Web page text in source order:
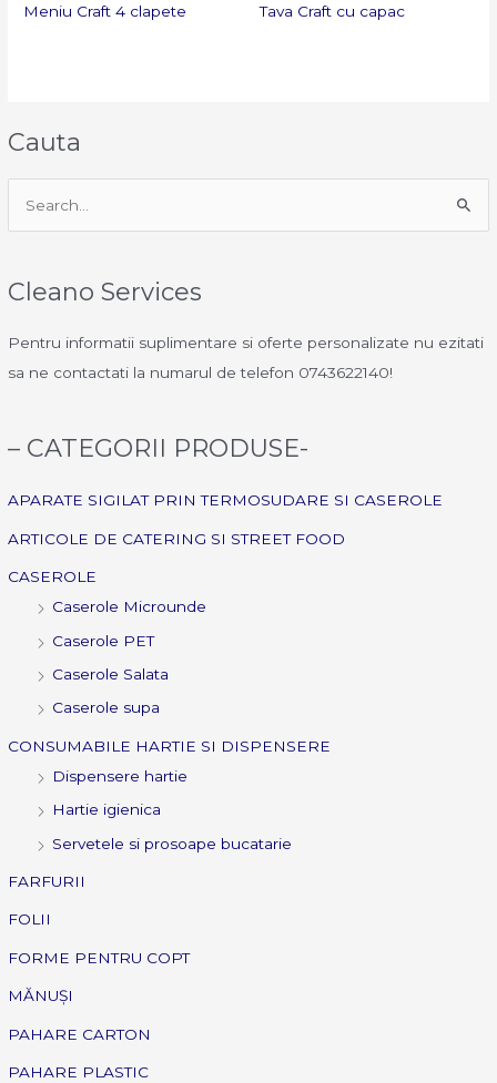
Cauta
r
r
Cleano Services
Pentru informatii suplimentare si oferte personalizate nu ezitati
sa ne contactati la numarul de telefon 0743622140!
– CATEGORII PRODUSE-
APARATE SIGILAT PRIN TERMOSUDARE SI CASEROLE
ARTICOLE DE CATERING SI STREET FOOD
CASEROLE
Caserole Microunde
Caserole PET
Caserole Salata
Caserole supa
CONSUMABILE HARTIE SI DISPENSERE
Dispensere hartie
Hartie igienica
Servetele si prosoape bucatarie
FARFURII
FOLII
FORME PENTRU COPT
MĂNUȘI
PAHARE CARTON
PAHARE PLASTIC
Meniu Craft 4 clapete Tava Craft cu capac